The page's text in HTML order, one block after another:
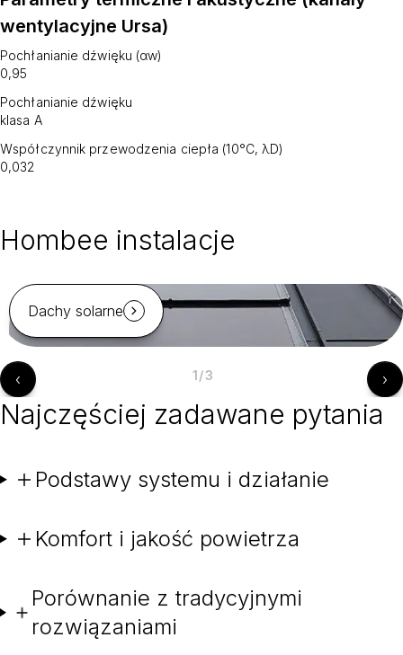
wentylacyjne Ursa)
Pochłanianie dźwięku (αw)
0,95
Pochłanianie dźwięku
klasa A
Współczynnik przewodzenia ciepła (10°C, λD)
0,032
Hombee instalacje
Dachy solarne
‹ 1/3 ›
Najczęściej zadawane pytania
Podstawy systemu i działanie
Komfort i jakość powietrza
Porównanie z tradycyjnymi
rozwiązaniami